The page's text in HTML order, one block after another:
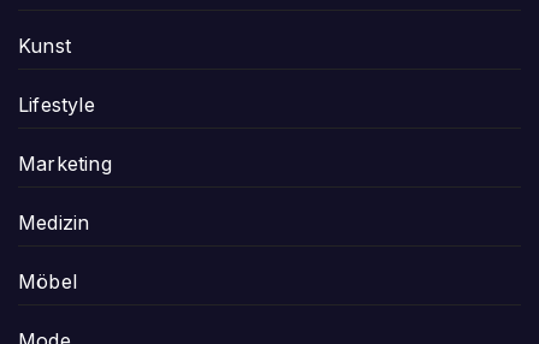
Kunst
Lifestyle
Marketing
Medizin
Möbel